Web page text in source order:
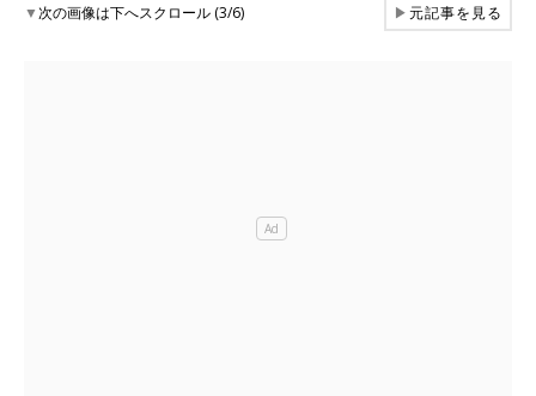
▼次の画像は下へスクロール (3/6) ▶元記事を見る